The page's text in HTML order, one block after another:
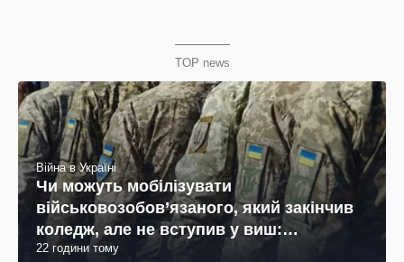
TOP news
Війна в Україні
Чи можуть мобілізувати
військовозобов’язаного, який закінчив
коледж, але не вступив у виш:
пояснення юриста
22 години тому